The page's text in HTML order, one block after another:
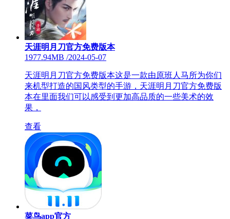
天涯明月刀官方免费版本
1977.94MB /2024-05-07
天涯明月刀官方免费版本这是一款由原班人马所为你们
来机型打造的国风类型的手游，天涯明月刀官方免费版
本在里面我们可以感受到更加高品质的一些美术的效
果，
查看
菜鸟app官方